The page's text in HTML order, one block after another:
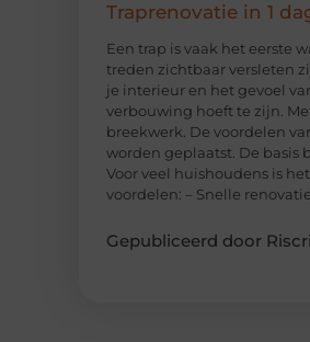
Traprenovatie in 1
Een trap is vaak het eerste
treden zichtbaar versleten
je interieur en het gevoel
verbouwing hoeft te zijn.
breekwerk. De voordelen
worden geplaatst. De basis
Voor veel huishoudens is
voordelen: – Snelle
Gepubliceerd door